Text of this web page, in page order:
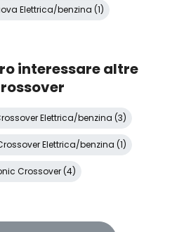
Elettrica/benzina (1)
interessare altre
Elettrica/benzina (3)
Elettrica/benzina (1)
Crossover (4)